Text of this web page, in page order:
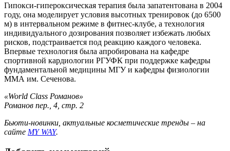
Гипокси-гипероксическая терапия была запатентована в 2004
году, она моделирует условия высотных тренировок (до 6500
м) в интервальном режиме в фитнес-клубе, а технология
индивидуального дозирования позволяет избежать любых
рисков, подстраивается под реакцию каждого человека.
Впервые технология была апробирована на кафедре
спортивной кардиологии РГУФК при поддержке кафедры
фундаментальной медицины МГУ и кафедры физиологии
ММА им. Сеченова.
«World Class Романов»
Романов пер., 4, стр. 2
Бьюти-новинки, актуальные косметические тренды – на
сайте MY WAY.